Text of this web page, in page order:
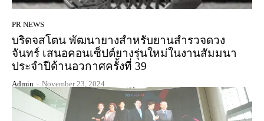
PR NEWS
บริดจสโตน พัฒนายางสำหรับยานสำรวจดวง
จันทร์ เสนอคอนเซ็ปต์ยางรุ่นใหม่ในงานสัมมนา
ประจำปีด้านอวกาศครั้งที่ 39
Admin - November 23, 2024